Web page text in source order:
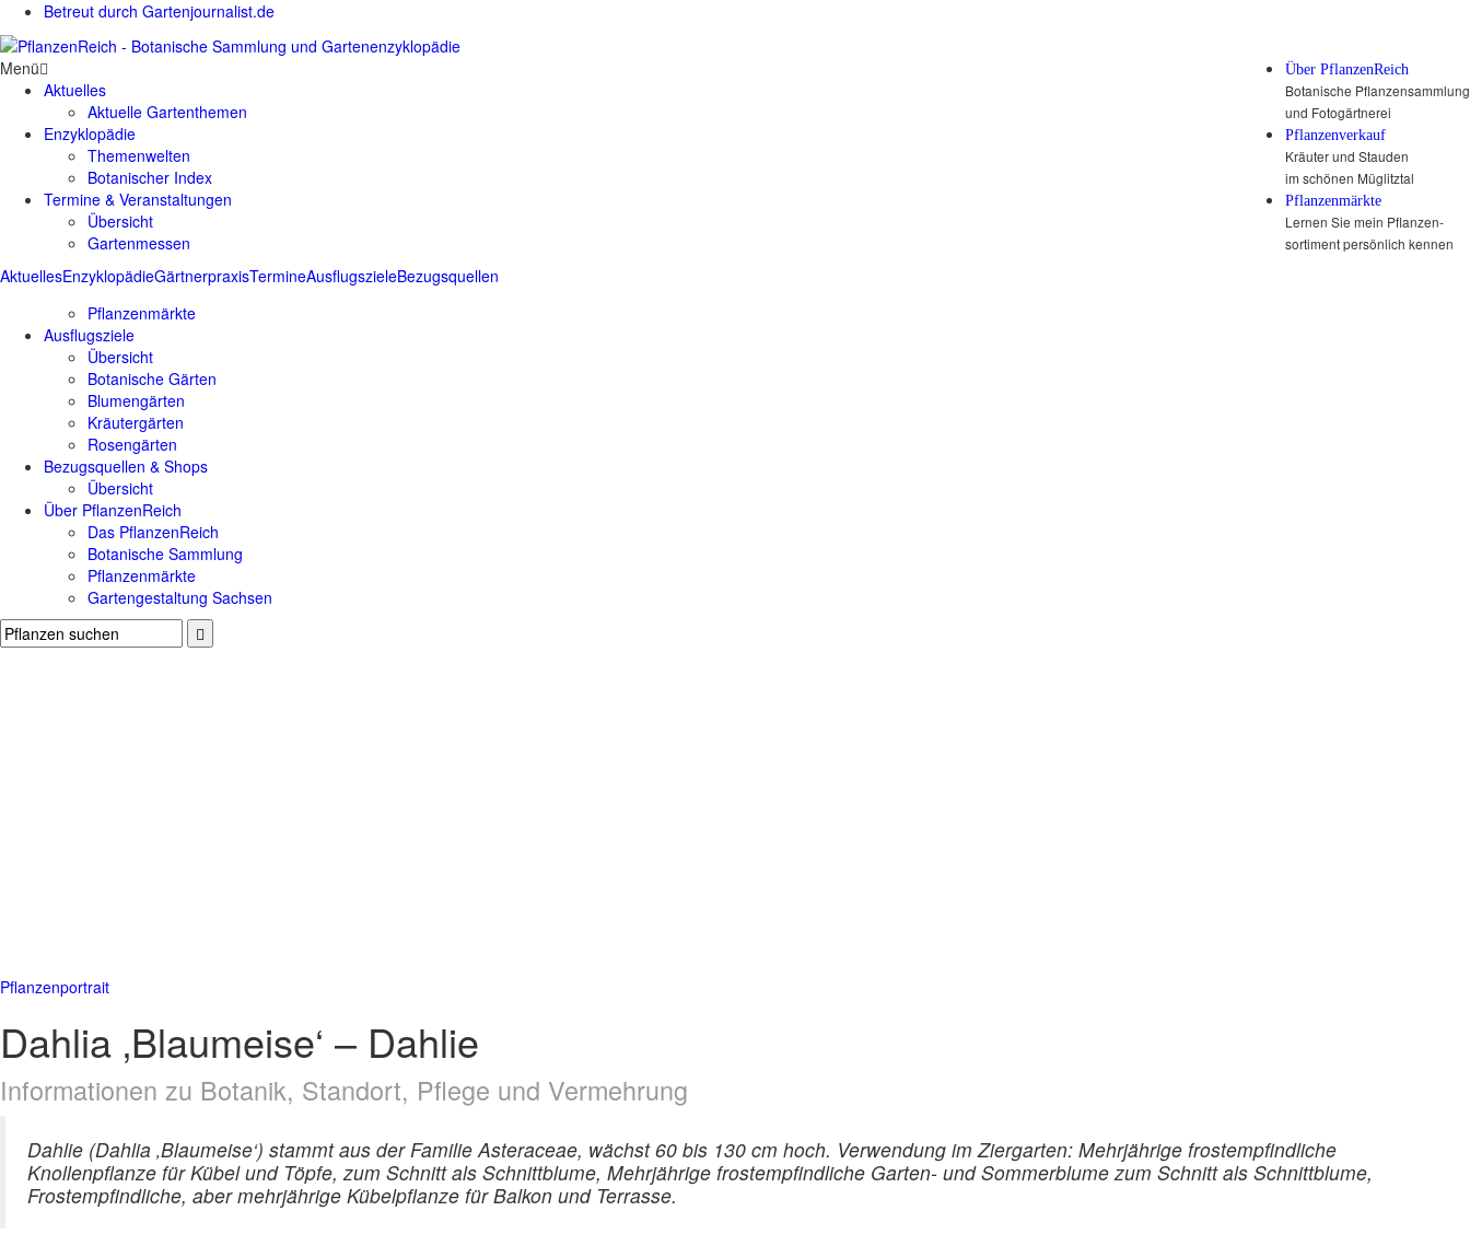
Betreut durch Gartenjournalist.de
Über PflanzenReich
Botanische Pflanzensammlung
und Fotogärtnerei
Pflanzenverkauf
Kräuter und Stauden
im schönen Müglitztal
Pflanzenmärkte
Lernen Sie mein Pflanzen-
sortiment persönlich kennen
AktuellesEnzyklopädieGärtnerpraxisTermineAusflugszieleBezugsquellen
Menü
Aktuelles
Aktuelle Gartenthemen
Enzyklopädie
Themenwelten
Botanischer Index
Termine & Veranstaltungen
Übersicht
Gartenmessen
Pflanzenmärkte
Ausflugsziele
Übersicht
Botanische Gärten
Blumengärten
Kräutergärten
Rosengärten
Bezugsquellen & Shops
Übersicht
Über PflanzenReich
Das PflanzenReich
Botanische Sammlung
Pflanzenmärkte
Gartengestaltung Sachsen
Pflanzenportrait
Dahlia ‚Blaumeise‘ – Dahlie
Informationen zu Botanik, Standort, Pflege und Vermehrung
Dahlie (Dahlia ‚Blaumeise‘) stammt aus der Familie Asteraceae, wächst 60 bis 130 cm hoch. Verwendung im Ziergarten: Mehrjährige frostempfindliche
Knollenpflanze für Kübel und Töpfe, zum Schnitt als Schnittblume, Mehrjährige frostempfindliche Garten- und Sommerblume zum Schnitt als Schnittblume,
Frostempfindliche, aber mehrjährige Kübelpflanze für Balkon und Terrasse.